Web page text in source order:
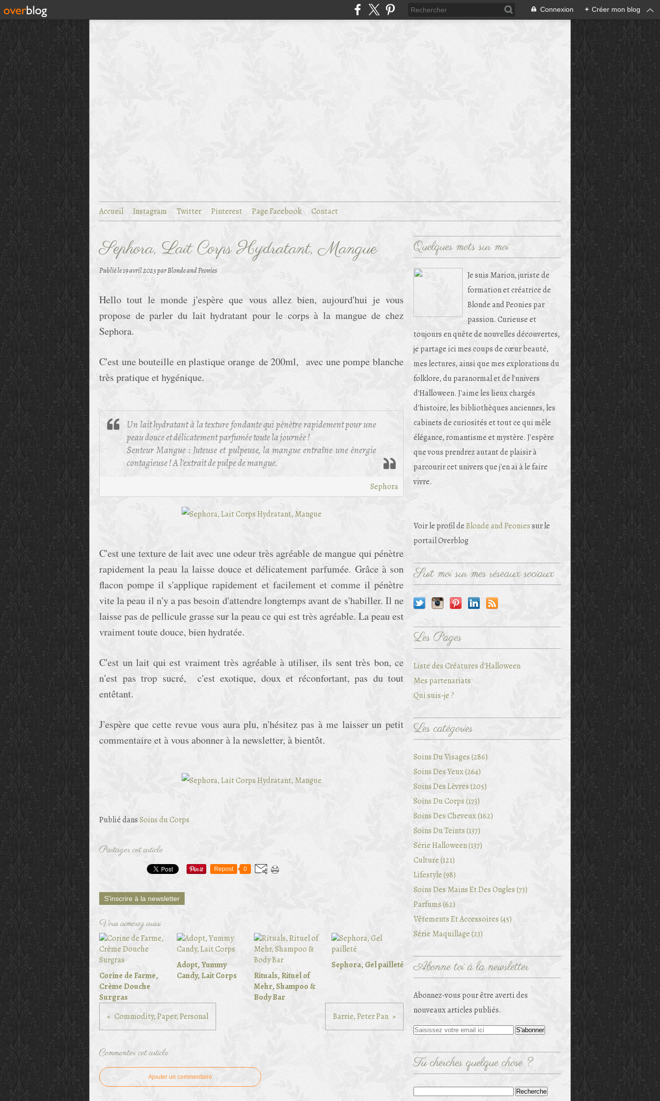
Connexion + Créer mon blog
Accueil Instagram Twitter Pinterest Page Facebook Contact
Sephora, Lait Corps Hydratant, Mangue
Publié le19 avril 2023par Blonde and Peonies
Hello tout le monde j'espère que vous allez bien, aujourd'hui je vous
propose de parler du lait hydratant pour le corps à la mangue de chez
Sephora.
C'est une bouteille en plastique orange de 200ml, avec une pompe blanche
très pratique et hygénique.
Un lait hydratant à la texture fondante qui pénètre rapidement pour une
peau douce et délicatement parfumée toute la journée !
Senteur Mangue : Juteuse et pulpeuse, la mangue entraîne une énergie
contagieuse ! A l'extrait de pulpe de mangue.
Sephora
C'est une texture de lait avec une odeur très agréable de mangue qui pénètre
rapidement la peau la laisse douce et délicatement parfumée. Grâce à son
flacon pompe il s'applique rapidement et facilement et comme il pénètre
vite la peau il n'y a pas besoin d'attendre longtemps avant de s'habiller. Il ne
laisse pas de pellicule grasse sur la peau ce qui est très agréable. La peau est
vraiment toute douce, bien hydratée.
C'est un lait qui est vraiment très agréable à utiliser, ils sent très bon, ce
n'est pas trop sucré, c'est exotique, doux et réconfortant, pas du tout
entêtant.
J'espère que cette revue vous aura plu, n'hésitez pas à me laisser un petit
commentaire et à vous abonner à la newsletter, à bientôt.
Publié dansSoins du Corps
Partager cet article
Repost 0
S'inscrire à la newsletter
Vous aimerez aussi :
Corine de Farme,
Crème Douche
Surgras
Adopt, Yummy
Candy, Lait Corps
Rituals, Rituel of
Mehr, Shampoo &
Body Bar
Sephora, Gel pailleté
Commodity, Paper, Personal Barrie, Peter Pan
Commenter cet article
Ajouter un commentaire
Quelques mots sur moi
Je suis Marion, juriste de
formation et créatrice de
Blonde and Peonies par
passion. Curieuse et
toujours en quête de nouvelles découvertes,
je partage ici mes coups de cœur beauté,
mes lectures, ainsi que mes explorations du
folklore, du paranormal et de l'univers
d'Halloween. J'aime les lieux chargés
d'histoire, les bibliothèques anciennes, les
cabinets de curiosités et tout ce qui mêle
élégance, romantisme et mystère. J'espère
que vous prendrez autant de plaisir à
parcourir cet univers que j'en ai à le faire
vivre.
Voir le profil deBlonde and Peoniessur le
portail Overblog
Suit moi sur mes réseaux sociaux
Les Pages
Liste des Créatures d'Halloween
Mes partenariats
Qui suis-je ?
Les catégories
Soins Du Visages (286)
Soins Des Yeux (264)
Soins Des Lèvres (205)
Soins Du Corps (173)
Soins Des Cheveux (162)
Soins Du Teints (137)
Série Halloween (137)
Culture (121)
Lifestyle (98)
Soins Des Mains Et Des Ongles (73)
Parfums (62)
Vêtements Et Accessoires (45)
Série Maquillage (23)
Abonne toi à la newsletter
Abonnez-vous pour être averti des
nouveaux articles publiés.
Tu cherches quelque chose ?